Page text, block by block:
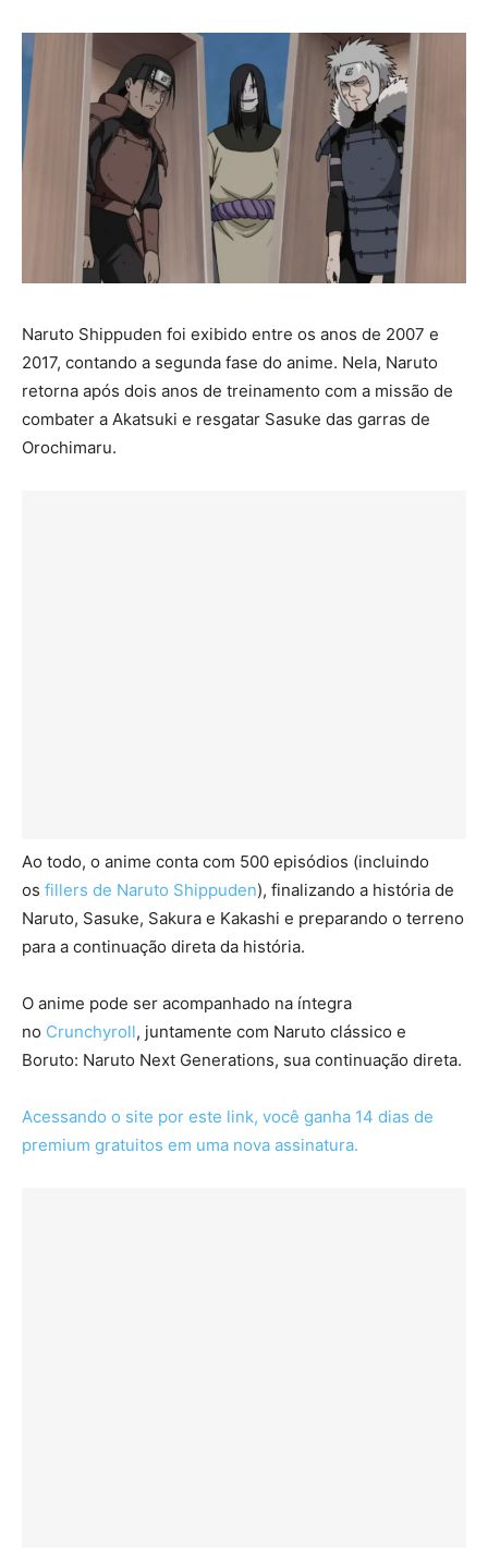
Naruto Shippuden foi exibido entre os anos de 2007 e
2017, contando a segunda fase do anime. Nela, Naruto
retorna após dois anos de treinamento com a missão de
combater a Akatsuki e resgatar Sasuke das garras de
Orochimaru.
Ao todo, o anime conta com 500 episódios (incluindo
os fillers de Naruto Shippuden), finalizando a história de
Naruto, Sasuke, Sakura e Kakashi e preparando o terreno
para a continuação direta da história.
O anime pode ser acompanhado na íntegra
no Crunchyroll, juntamente com Naruto clássico e
Boruto: Naruto Next Generations, sua continuação direta.
Acessando o site por este link, você ganha 14 dias de
premium gratuitos em uma nova assinatura.